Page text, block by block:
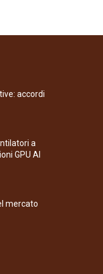
accordi
a
GPU AI
mercato